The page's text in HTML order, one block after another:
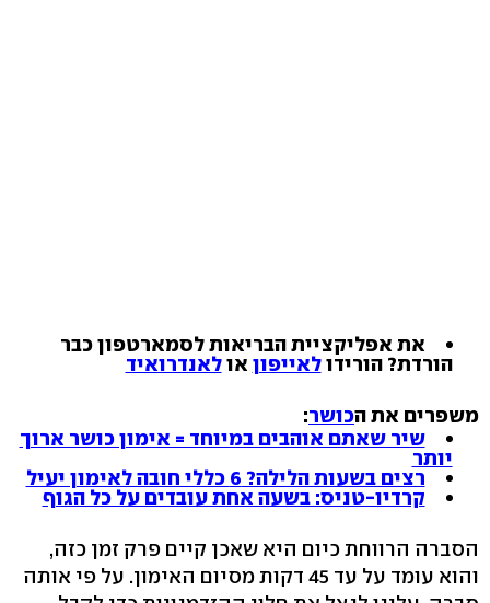
את אפליקציית הבריאות לסמארטפון כבר
הורדת? הורידולאייפון אולאנדרואיד
משפרים את הכושר:
שיר שאתם אוהבים במיוחד = אימון כושר ארוך
יותר
רצים בשעות הלילה? 6 כללי חובה לאימון יעיל
קרדיו-טניס: בשעה אחת עובדים על כל הגוף
הסברה הרווחת כיום היא שאכן קיים פרק זמן כזה,
והוא עומד על עד 45 דקות מסיום האימון. על פי אותה